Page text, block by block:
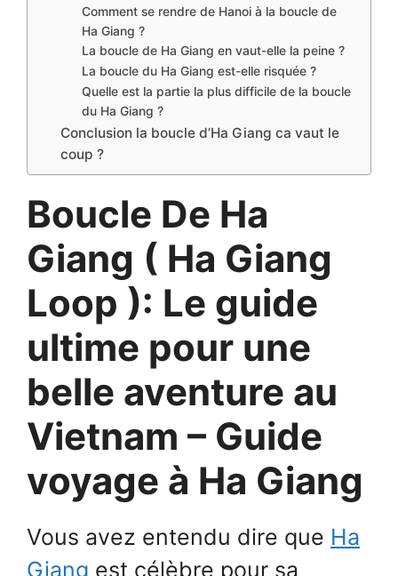
Comment se rendre de Hanoi à la boucle de
Ha Giang ?
La boucle de Ha Giang en vaut-elle la peine ?
La boucle du Ha Giang est-elle risquée ?
Quelle est la partie la plus difficile de la boucle
du Ha Giang ?
Conclusion la boucle d’Ha Giang ca vaut le
coup ?
Boucle De Ha
Giang ( Ha Giang
Loop ): Le guide
ultime pour une
belle aventure au
Vietnam – Guide
voyage à Ha Giang
Vous avez entendu dire que Ha
Giang est célèbre pour sa